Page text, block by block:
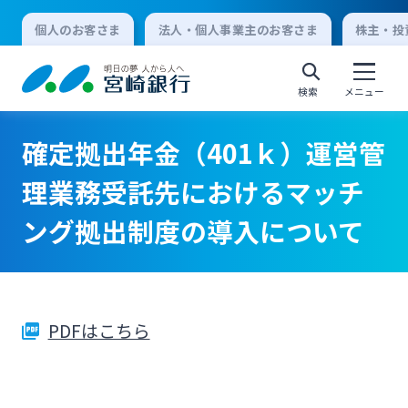
個人のお客さま 法人・個人事業主のお客さま 株主・
検索 メニュー
個人向けインターネットバンキング
ログオン
確定拠出年金（401ｋ）運営管
理業務受託先におけるマッチ
ング拠出制度の導入について
PDFはこちら